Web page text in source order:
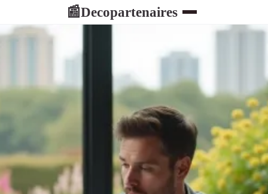
📰Decopartenaires